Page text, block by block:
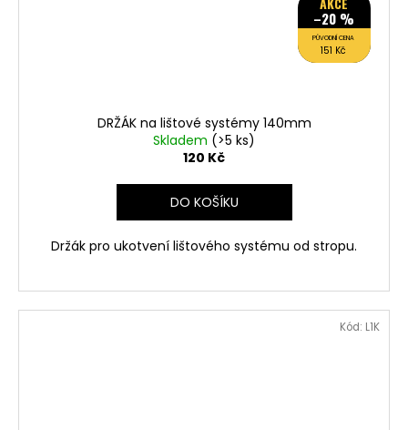
–20 %
PŮVODNÍ CENA
151 Kč
DRŽÁK na lištové systémy 140mm
Skladem (>5 ks)
120 Kč
DO KOŠÍKU
Držák pro ukotvení lištového systému od stropu.
Kód: L1K